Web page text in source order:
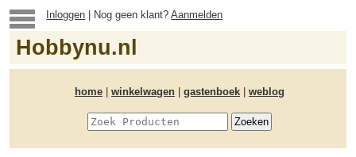
Inloggen | Nog geen klant?Aanmelden
Hobbynu.nl
home winkelwagen gastenboek weblog